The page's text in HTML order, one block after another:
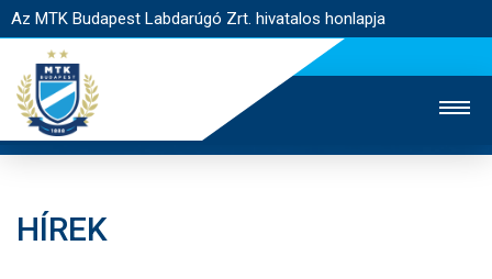
Az MTK Budapest Labdarúgó Zrt. hivatalos honlapja
HÍREK